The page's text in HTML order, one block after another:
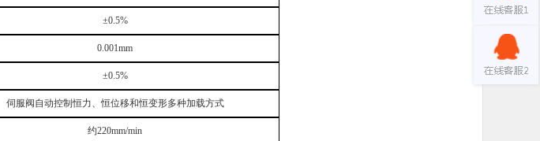
±0.5%
0.001mm
±0.5%
伺服阀自动控制恒力、恒位移和恒变形多种加载方式
约220mm/min